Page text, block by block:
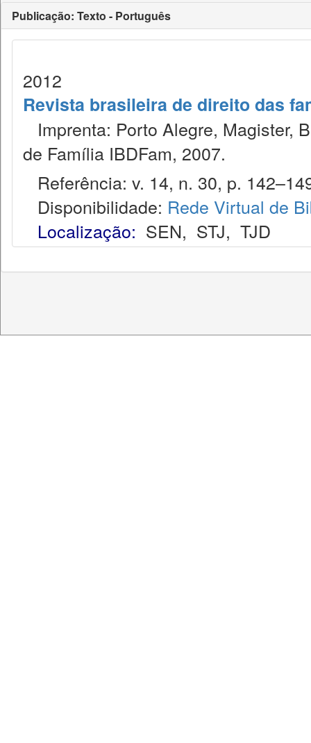
Publicação: Texto - Português
2012
Revista brasileira de direito das
Imprenta: Porto Alegre, Magister,
de Família IBDFam, 2007.
Referência: v. 14, n. 30, p.
Disponibilidade: Rede Virtual de
Localização: SEN, STJ, TJD